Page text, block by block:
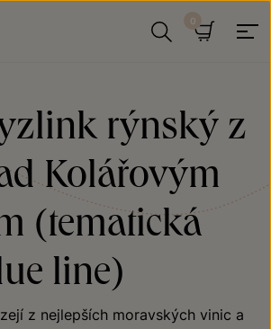
rýnský z
Kolářovým
(tematická
line)
z nejlepších moravských vinic a